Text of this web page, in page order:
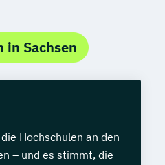
in Sachsen
Hochschulen an den
– und es stimmt, die